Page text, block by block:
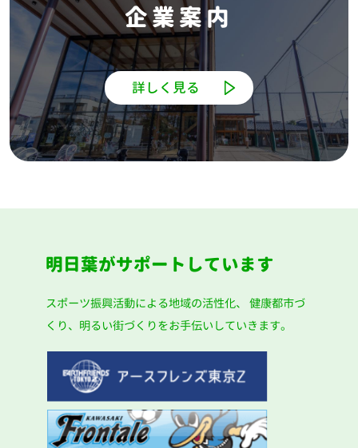
企業案内
詳しく見る
明日葉がサポートしています
スポーツ振興活動による地域の活性化、 健康都市づ
くり、明るい街づくりをお手伝いしていきます。